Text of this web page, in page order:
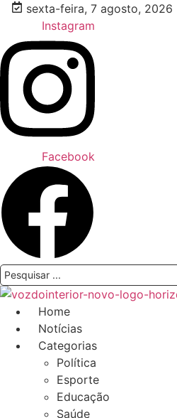
conteúdo
sexta-feira, 7 agosto, 2026
Instagram
Facebook
Pesquisar
...
Home
Notícias
Categorias
Política
Esporte
Educação
Saúde